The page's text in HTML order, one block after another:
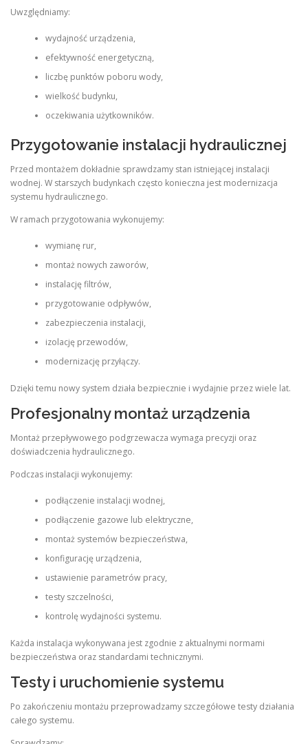
Uwzględniamy:
wydajność urządzenia,
efektywność energetyczną,
liczbę punktów poboru wody,
wielkość budynku,
oczekiwania użytkowników.
Przygotowanie instalacji hydraulicznej
Przed montażem dokładnie sprawdzamy stan istniejącej instalacji
wodnej. W starszych budynkach często konieczna jest modernizacja
systemu hydraulicznego.
W ramach przygotowania wykonujemy:
wymianę rur,
montaż nowych zaworów,
instalację filtrów,
przygotowanie odpływów,
zabezpieczenia instalacji,
izolację przewodów,
modernizację przyłączy.
Dzięki temu nowy system działa bezpiecznie i wydajnie przez wiele lat.
Profesjonalny montaż urządzenia
Montaż przepływowego podgrzewacza wymaga precyzji oraz
doświadczenia hydraulicznego.
Podczas instalacji wykonujemy:
podłączenie instalacji wodnej,
podłączenie gazowe lub elektryczne,
montaż systemów bezpieczeństwa,
konfigurację urządzenia,
ustawienie parametrów pracy,
testy szczelności,
kontrolę wydajności systemu.
Każda instalacja wykonywana jest zgodnie z aktualnymi normami
bezpieczeństwa oraz standardami technicznymi.
Testy i uruchomienie systemu
Po zakończeniu montażu przeprowadzamy szczegółowe testy działania
całego systemu.